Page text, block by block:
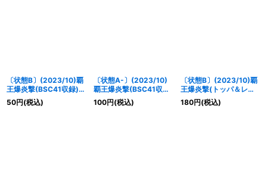
〔状態B〕(2023/10)覇
王爆炎撃(BSC41収録)
【C】{SD56-RV008
《赤》
50円(税込)
〔状態A-〕(2023/10)
覇王爆炎撃(BSC41収録)
【C】{SD56-RV008
《赤》
100円(税込)
〔状態B〕(2023/10)覇
王爆炎撃(トッパ＆レイ
イラスト)【C】{
RV008}《赤》
180円(税込)